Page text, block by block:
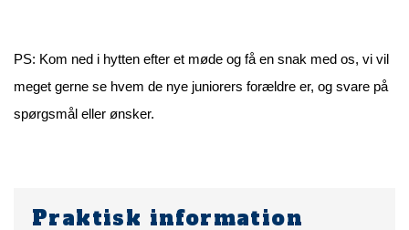
PS: Kom ned i hytten efter et møde og få en snak med os, vi vil
meget gerne se hvem de nye juniorers forældre er, og svare på
spørgsmål eller ønsker.
Praktisk information